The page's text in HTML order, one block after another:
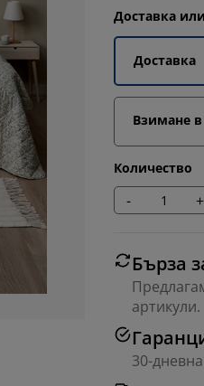
Доставка
Доставка
Взимане
Количество
- +
Бърза
артикули.
30-
4.651162790697675%